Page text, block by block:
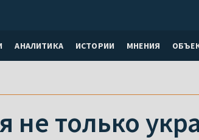
АНАЛИТИКА ИСТОРИИ МНЕНИЯ
не только